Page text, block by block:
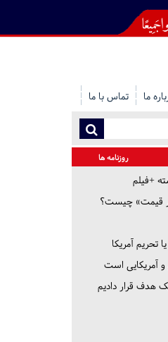
ما تماس با ما
روزنامه ها
هر قیمت» چیست؟
تحریم‌ آمریکا
و آمریکایی است
هدف قرار دادیم